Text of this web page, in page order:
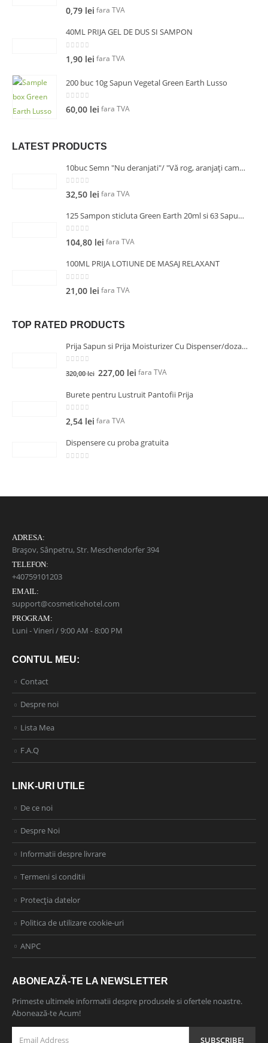
0 out of 5
0,79 lei fara TVA
40ML PRIJA GEL DE DUS SI SAMPON
out of 5
1,90 lei fara TVA
200 buc 10g Sapun Vegetal Green Earth Lusso
0 out of 5
60,00 lei fara TVA
LATEST PRODUCTS
10buc Semn "Nu deranjati"/ "Vă rog, aranjați camera!" pentru usa 14.5cm
0out of 5
32,50 lei fara TVA
125 Sampon sticluta Green Earth 20ml si 63 Sapun 10g
0 out of 5
104,80 lei fara TVA
100ML PRIJA LOTIUNE DE MASAJ RELAXANT
out of 5
21,00 lei fara TVA
TOP RATED PRODUCTS
Prija Sapun si Prija Moisturizer Cu Dispenser/dozator Inox surub
out of 5
320,00lei 227,00 lei fara TVA
Burete pentru Lustruit Pantofii Prija
0 out of 5
2,54 lei fara TVA
Dispensere cu proba gratuita
ADRESA:
Brașov, Sânpetru, Str. Meschendorfer 394
TELEFON:
+40759101203
EMAIL:
support@cosmeticehotel.com
PROGRAM:
Luni - Vineri / 9:00 AM - 8:00 PM
CONTUL MEU:
Contact
Despre noi
Lista Mea
F.A.Q
LINK-URI UTILE
De ce noi
Despre Noi
Informatii despre livrare
Termeni si conditii
Protecția datelor
Politica de utilizare cookie-uri
ANPC
ABONEAZĂ-TE LA NEWSLETTER
Primeste ultimele informatii despre produsele si ofertele noastre.
Abonează-te Acum!